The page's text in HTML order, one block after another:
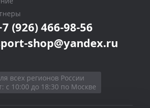
(926) 466-98-56
shop@yandex.ru
всех регионов России
с 10:00 до 18:30 по Москве